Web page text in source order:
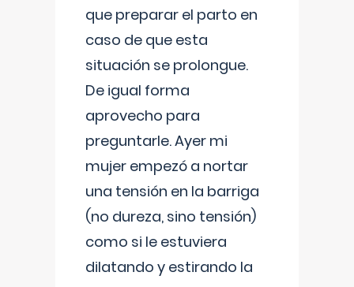
que preparar el parto en
caso de que esta
situación se prolongue.
De igual forma
aprovecho para
preguntarle. Ayer mi
mujer empezó a nortar
una tensión en la barriga
(no dureza, sino tensión)
como si le estuviera
dilatando y estirando la